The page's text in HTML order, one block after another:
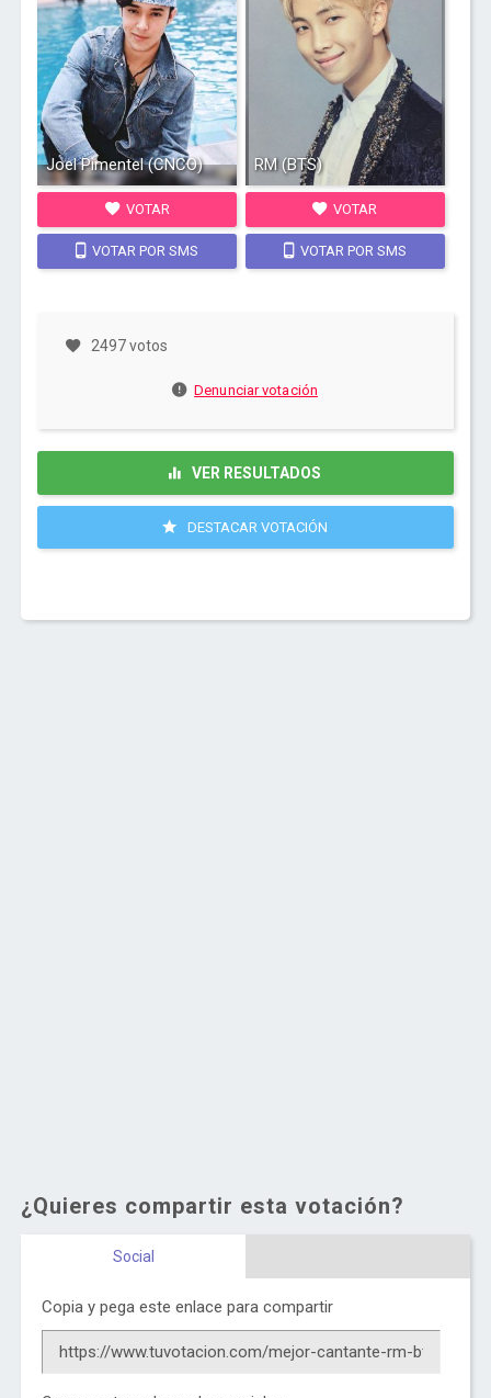
Joel Pimentel (CNCO)
VOTAR
VOTAR POR SMS
RM (BTS)
VOTAR
VOTAR POR SMS
2497 votos
Denunciar votación
VER RESULTADOS
DESTACAR VOTACIÓN
¿Quieres compartir esta votación?
Social
Copia y pega este enlace para compartir